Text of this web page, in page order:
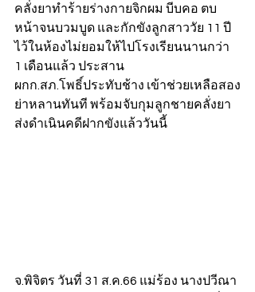
คลั่งยาทำร้ายร่างกายจิกผม บีบคอ ตบ
หน้าจนบวมบูด และกักขังลูกสาววัย 11 ปี
ไว้ในห้องไม่ยอมให้ไปโรงเรียนนานกว่า
1 เดือนแล้ว ประสาน
ผกก.สภ.โพธิ์ประทับช้าง เข้าช่วยเหลือสอง
ย่าหลานทันที พร้อมจับกุมลูกชายคลั่งยา
ส่งดำเนินคดีฝากขังแล้ววันนี้
จ.พิจิตร วันที่ 31 ส.ค.66 แม่ร้อง นางปวีณา